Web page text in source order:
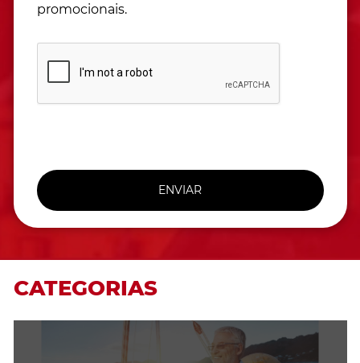
promocionais.
ENVIAR
CATEGORIAS